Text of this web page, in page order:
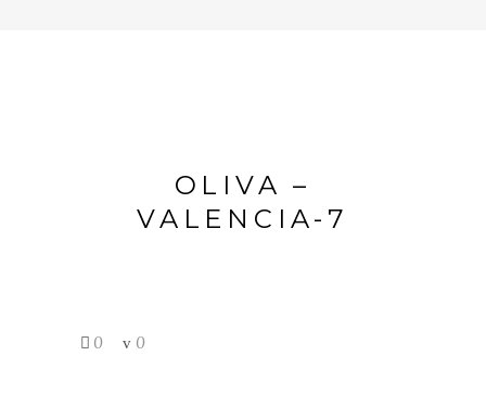
OLIVA –
VALENCIA-7
0 0